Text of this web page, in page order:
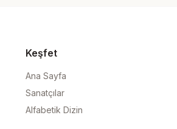
Keşfet
Ana Sayfa
Sanatçılar
Alfabetik Dizin